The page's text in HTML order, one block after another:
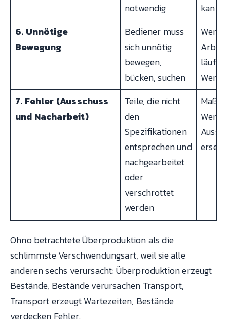
notwendig
kann
6. Unnötige
Bewegung
Bediener muss
sich unnötig
bewegen,
bücken, suchen
läuft
7. Fehler (Ausschuss
und Nacharbeit)
Teile, die nicht
den
Spezifikationen
entsprechen und
nachgearbeitet
oder
verschrottet
werden
Ohno betrachtete Überproduktion als die
schlimmste Verschwendungsart, weil sie alle
anderen sechs verursacht: Überproduktion erzeugt
Bestände, Bestände verursachen Transport,
Transport erzeugt Wartezeiten, Bestände
verdecken Fehler.